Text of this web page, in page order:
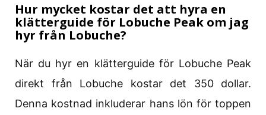
Hur mycket kostar det att hyra en
klätterguide för Lobuche Peak om jag
hyr från Lobuche?
När du hyr en klätterguide för Lobuche Peak
direkt från Lobuche kostar det 350 dollar.
Denna kostnad inkluderar hans lön för toppen